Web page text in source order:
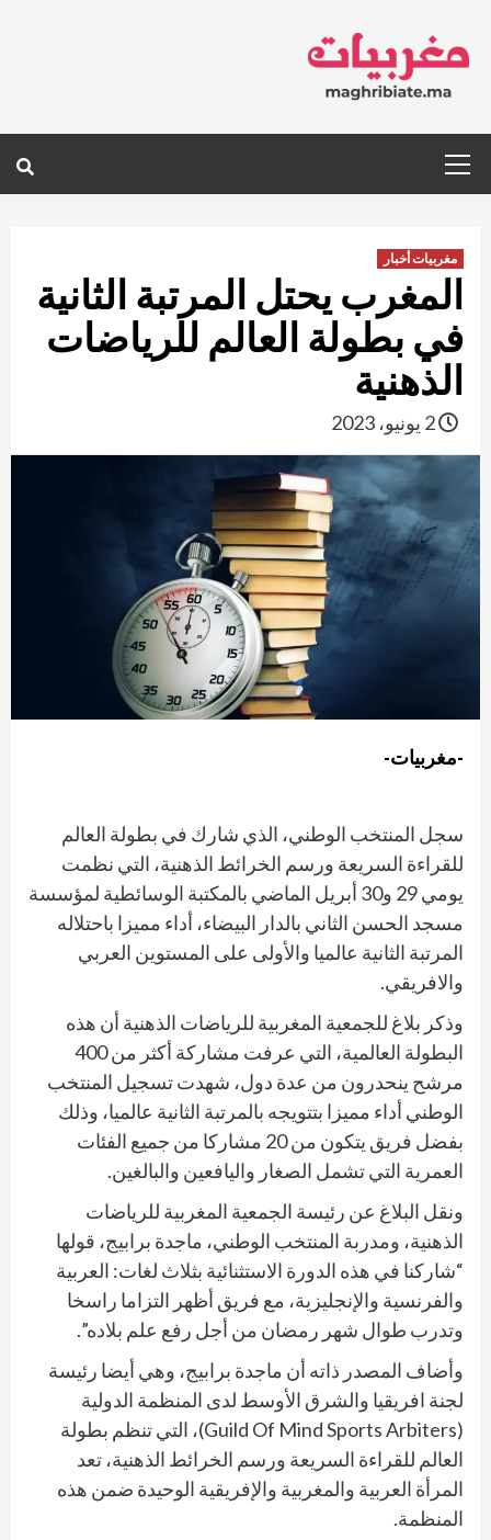
content
Menu
مغربيات أخبار
المغرب يحتل المرتبة الثانية
في بطولة العالم للرياضات
الذهنية
-مغربيات-
سجل المنتخب الوطني، الذي شارك في بطولة العالم
للقراءة السريعة ورسم الخرائط الذهنية، التي نظمت
يومي 29 و30 أبريل الماضي بالمكتبة الوسائطية لمؤسسة
مسجد الحسن الثاني بالدار البيضاء، أداء مميزا باحتلاله
المرتبة الثانية عالميا والأولى على المستوين العربي
والافريقي.
وذكر بلاغ للجمعية المغربية للرياضات الذهنية أن هذه
البطولة العالمية، التي عرفت مشاركة أكثر من 400
مرشح ينحدرون من عدة دول، شهدت تسجيل المنتخب
الوطني أداء مميزا بتتويجه بالمرتبة الثانية عالميا، وذلك
بفضل فريق يتكون من 20 مشاركا من جميع الفئات
العمرية التي تشمل الصغار واليافعين والبالغين.
ونقل البلاغ عن رئيسة الجمعية المغربية للرياضات
الذهنية، ومدربة المنتخب الوطني، ماجدة برابيج، قولها
“شاركنا في هذه الدورة الاستثنائية بثلاث لغات: العربية
والفرنسية والإنجليزية، مع فريق أظهر التزاما راسخا
وتدرب طوال شهر رمضان من أجل رفع علم بلاده”.
وأضاف المصدر ذاته أن ماجدة برابيج، وهي أيضا رئيسة
لجنة افريقيا والشرق الأوسط لدى المنظمة الدولية
(Guild Of Mind Sports Arbiters)، التي تنظم بطولة
العالم للقراءة السريعة ورسم الخرائط الذهنية، تعد
المرأة العربية والمغربية والإفريقية الوحيدة ضمن هذه
المنظمة.